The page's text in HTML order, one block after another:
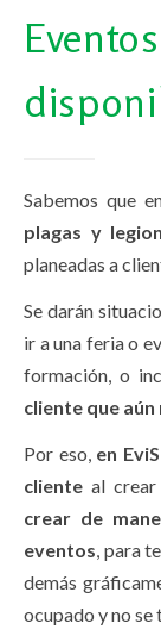
Eventos
Sabemos que
plagas y
planeadas a
Se darán
ir a una feria o
formación, o
cliente que aún
Por eso, en
cliente al
crear de
eventos , para
demás
ocupado y no se